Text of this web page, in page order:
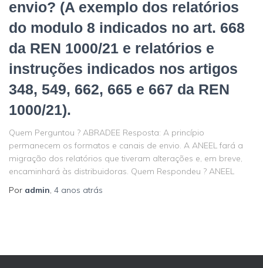
envio? (A exemplo dos relatórios
do modulo 8 indicados no art. 668
da REN 1000/21 e relatórios e
instruções indicados nos artigos
348, 549, 662, 665 e 667 da REN
1000/21).
Quem Perguntou ? ABRADEE Resposta: A princípio
permanecem os formatos e canais de envio. A ANEEL fará a
migração dos relatórios que tiveram alterações e, em breve,
encaminhará às distribuidoras. Quem Respondeu ? ANEEL
Por admin, 4 anos atrás